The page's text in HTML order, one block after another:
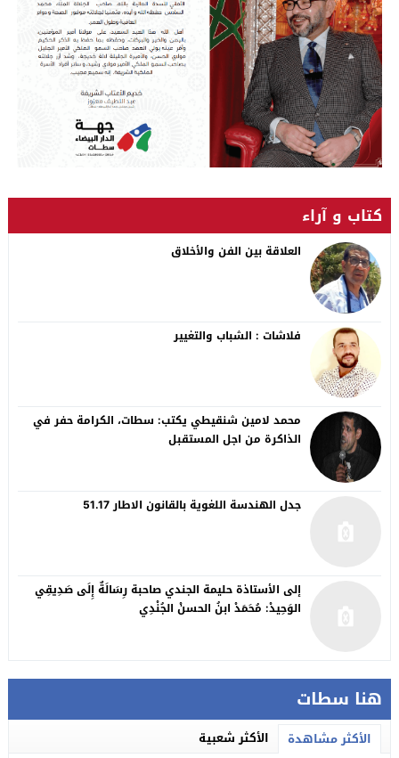
هنا سطات
الأكثر مشاهدة الأكثر شعبية
كتاب و آراء
العلاقة بين الفن والأخلاق
فلاشات : الشباب والتغيير
محمد لامين شنقيطي يكتب: سطات، الكرامة حفر في
الذاكرة من اجل المستقبل
جدل الهندسة اللغوية بالقانون الاطار 51.17
إلى الأستاذة حليمة الجندي صاحبة رِسَالَةٌ إِلَى صَدِيقِي
الوَحِيدْ: مُحَمَدْ ابنُ الحسنْ الجُنْدِي